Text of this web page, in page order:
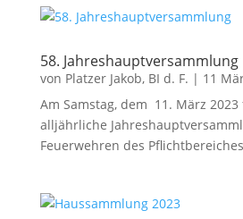
58. Jahreshauptversammlung
von Platzer Jakob, BI d. F. | 11
Am Samstag, dem 11. März
alljährliche
Feuerwehren des